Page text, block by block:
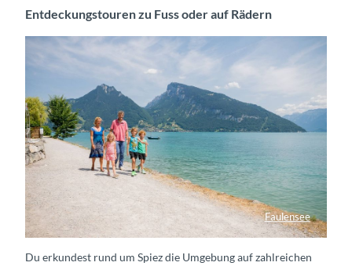
Entdeckungstouren zu Fuss oder auf Rädern
Faulensee
Strandweg Spiez – Faulensee
Du erkundest rund um Spiez die Umgebung auf zahlreichen